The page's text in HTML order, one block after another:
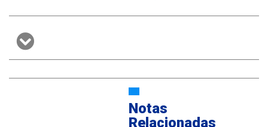
Notas
Relacionadas